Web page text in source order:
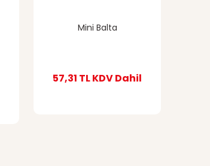
Mini Balta
57,31 TLKDV Dahil